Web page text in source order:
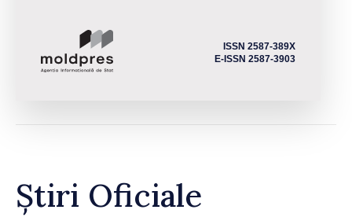
ISSN 2587-389X
E-ISSN 2587-3903
Știri Oficiale